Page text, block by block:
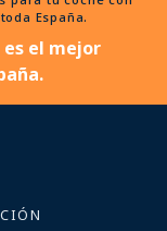
España.
es el mejor